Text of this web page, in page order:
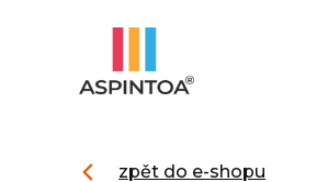
zpět do e-shopu